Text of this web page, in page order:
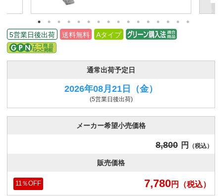
5営業日後出荷 送料無料 Aタイプ
通常出荷予定日
2026年08月21日 （金）
(5営業日後出荷)
メーカー希望小売価格
8,800 円 （税込）
販売価格
7,780円 （税込）
11％OFF